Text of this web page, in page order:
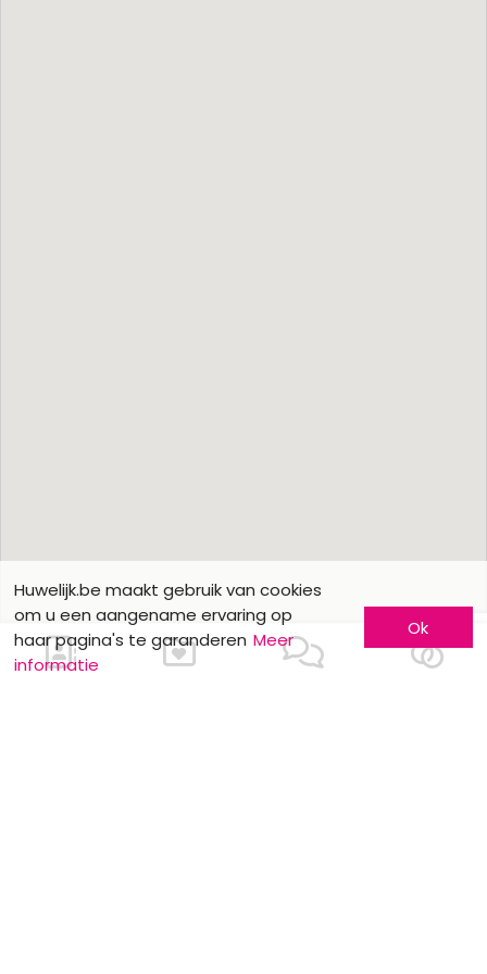
Ons contacteren
Huwelijk.be maakt gebruik van cookies
om u een aangename ervaring op
haar pagina's te garanderen Meer
informatie
Ok